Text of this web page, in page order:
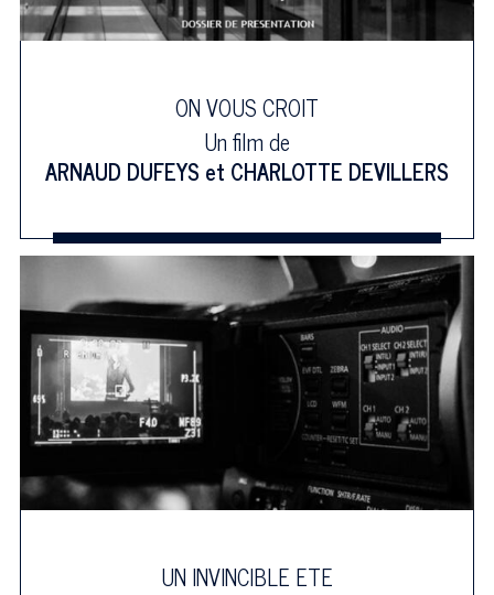
ON VOUS CROIT
Un film de
ARNAUD DUFEYS et CHARLOTTE DEVILLERS
UN INVINCIBLE ETE